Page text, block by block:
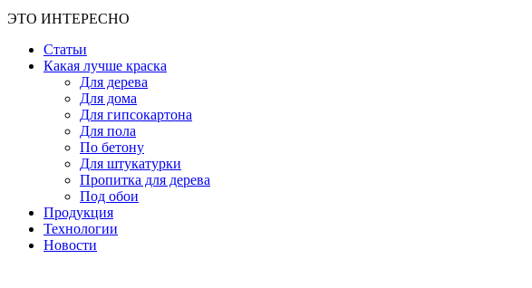
ЭТО ИНТЕРЕСНО
Статьи
Какая лучше краска
Для дерева
Для дома
Для гипсокартона
Для пола
По бетону
Для штукатурки
Пропитка для дерева
Под обои
Продукция
Технологии
Новости